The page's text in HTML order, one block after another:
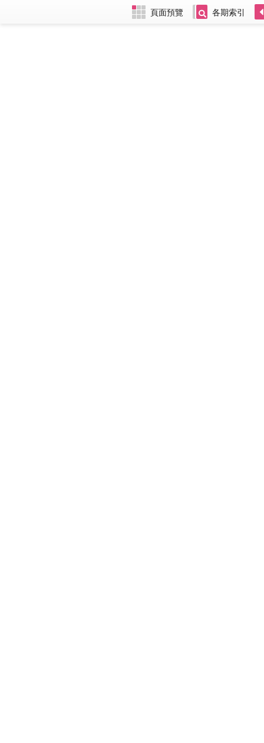
頁面預覽 各期索引